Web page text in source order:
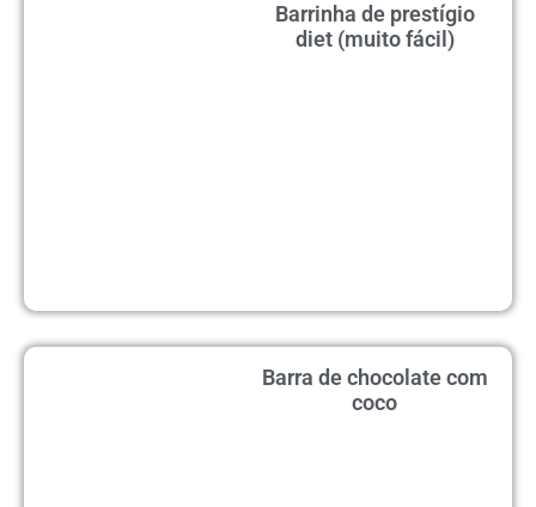
Barrinha de prestígio
diet (muito fácil)
Barra de chocolate com
coco